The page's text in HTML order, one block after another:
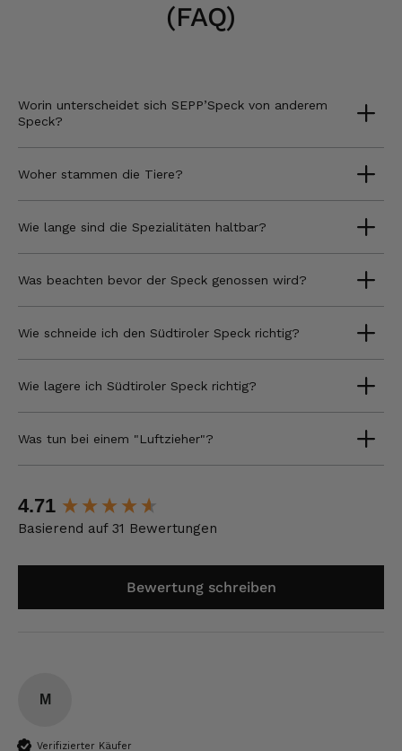
(FAQ)
Worin unterscheidet sich SEPP’Speck von anderem
Speck?
Woher stammen die Tiere?
Wie lange sind die Spezialitäten haltbar?
Was beachten bevor der Speck genossen wird?
Wie schneide ich den Südtiroler Speck richtig?
Wie lagere ich Südtiroler Speck richtig?
Was tun bei einem "Luftzieher"?
4.71
Basierend auf 31 Bewertungen
Bewertung schreiben
M
Verifizierter Käufer
New content loaded